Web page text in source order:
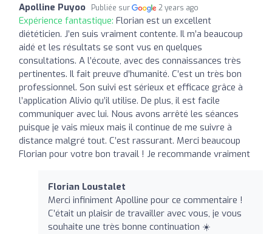
Apolline Puyoo Publiée sur 2 years ago
Expérience fantastique: Florian est un excellent
diététicien. J’en suis vraiment contente. Il m’a beaucoup
aidé et les résultats se sont vus en quelques
consultations. A l’écoute, avec des connaissances très
pertinentes. Il fait preuve d’humanité. C’est un très bon
professionnel. Son suivi est sérieux et efficace grâce à
l’application Alivio qu’il utilise. De plus, il est facile
communiquer avec lui. Nous avons arrêté les séances
puisque je vais mieux mais il continue de me suivre à
distance malgré tout. C’est rassurant. Merci beaucoup
Florian pour votre bon travail ! Je recommande vraiment
Florian Loustalet
Merci infiniment Apolline pour ce commentaire !
C’était un plaisir de travailler avec vous, je vous
souhaite une très bonne continuation ☀️